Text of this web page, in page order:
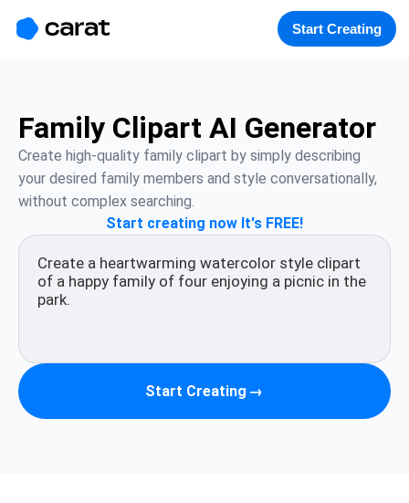
Start Creating
Family Clipart AI Generator
Create high-quality family clipart by simply describing
your desired family members and style conversationally,
without complex searching.
Start creating now It's FREE!
Start Creating →